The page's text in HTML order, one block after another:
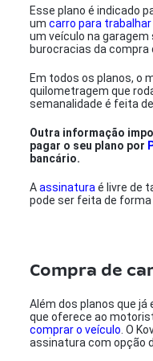
Esse plano é indicado
umcarro para trabalhar
um veículo na
burocracias da compra
Em todos os planos, o
quilometragem que
semanalidade é feita
Outra informação
pagar o seu plano por
bancário.
Aassinatura é livre de
pode ser feita de forma
Compra de
Além dos planos que
que oferece ao
comprar o veículo . O
assinatura com opção